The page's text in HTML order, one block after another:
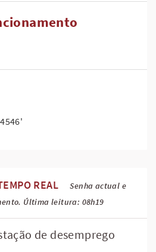
REAL
Senha actual e
Última leitura: 08h19
de desemprego